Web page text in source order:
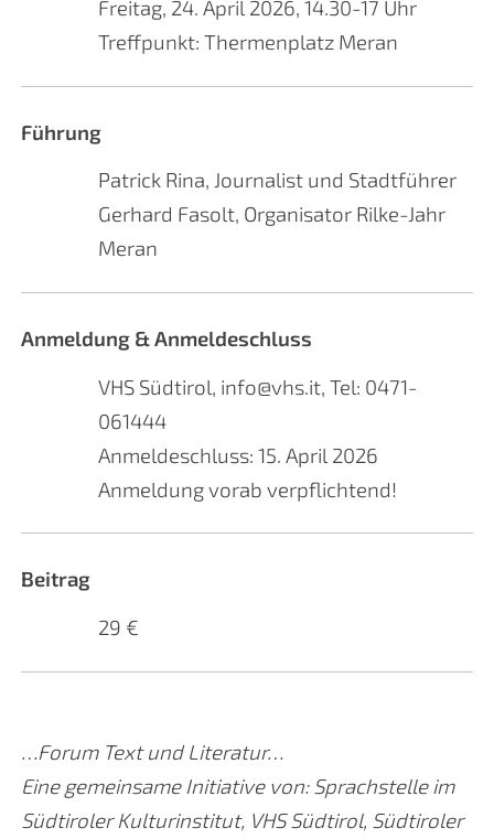
Freitag, 24. April 2026, 14.30-17 Uhr
Treffpunkt: Thermenplatz Meran
Führung
Patrick Rina, Journalist und Stadtführer
Gerhard Fasolt, Organisator Rilke-Jahr
Meran
Anmeldung & Anmeldeschluss
VHS Südtirol, info@vhs.it, Tel: 0471-
061444
Anmeldeschluss: 15. April 2026
Anmeldung vorab verpflichtend!
Beitrag
29 €
…Forum Text und Literatur…
Eine gemeinsame Initiative von: Sprachstelle im
Südtiroler Kulturinstitut, VHS Südtirol, Südtiroler